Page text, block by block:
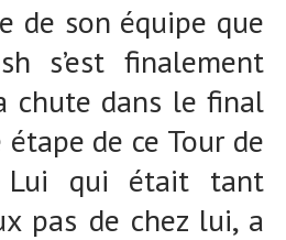
de son équipe que
s’est finalement
chute dans le final
de ce Tour de
Lui qui était tant
pas de chez lui, a